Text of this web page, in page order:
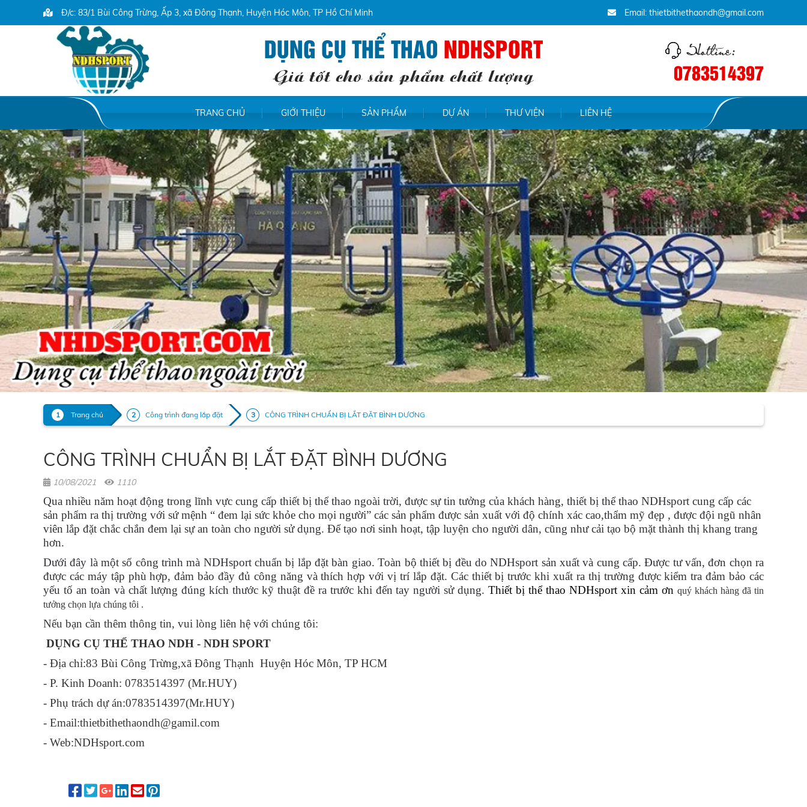
Đ/c: 83/1 Bùi Công Trừng, Ấp 3, xã Đông Thạnh, Huyện Hóc Môn, TP Hồ Chí Minh Email: thietbithethaondh@gmail.com
DỤNG CỤ THỂ THAO NDHSPORT
Giá tốt cho sản phẩm chất lượng 0783514397
TRANG CHỦ GIỚI THIỆU SẢN PHẨM DỰ ÁN THƯ VIỆN LIÊN HỆ
File /home/ndhsport/domains/ndhsport.com/public_html/backend/web/uploads/images/bannerhp-1%20(2).jpg doesn't exist File
/home/ndhsport/domains/ndhsport.com/public_html/backend/web/uploads/images/bannerhp-1%20(2).jpg doesn't exist
Trang chủ Công trình đang lắp đặt CÔNG TRÌNH CHUẨN BỊ LẮT ĐẶT BÌNH DƯƠNG
CÔNG TRÌNH CHUẨN BỊ LẮT ĐẶT BÌNH DƯƠNG
10/08/2021 1110
Qua nhiều năm hoạt động trong lĩnh vực cung cấp thiết bị thể thao ngoài trời, được sự tin tưởng của khách hàng, thiết bị thể thao NDHsport cung cấp các
sản phẩm ra thị trường với sứ mệnh “ đem lại sức khỏe cho mọi người” các sản phẩm được sản xuất với độ chính xác cao,thẩm mỹ đẹp , được đội ngũ nhân
viên lắp đặt chắc chắn đem lại sự an toàn cho người sử dụng. Để tạo nơi sinh hoạt, tập luyện cho người dân, cũng như cải tạo bộ mặt thành thị khang trang
hơn.
Dưới đây là một số công trình mà NDHsport chuẩn bị lắp đặt bàn giao. Toàn bộ thiết bị đều do NDHsport sản xuất và cung cấp. Được tư vấn, đơn chọn ra
được các máy tập phù hợp, đảm bảo đầy đủ công năng và thích hợp với vị trí lắp đặt. Các thiết bị trước khi xuất ra thị trường được kiểm tra đảm bảo các
yếu tố an toàn và chất lượng đúng kích thước kỹ thuật đề ra trước khi đến tay người sử dụng. Thiết bị thể thao NDHsport xin cảm ơnquý khách hàng đã tin
tưởng chọn lựa chúng tôi .
Nếu bạn cần thêm thông tin, vui lòng liên hệ với chúng tôi:
DỤNG CỤ THỂ THAO NDH - NDH SPORT
- Địa chỉ:83 Bùi Công Trừng,xã Đông Thạnh Huyện Hóc Môn, TP HCM
- P. Kinh Doanh: 0783514397 (Mr.HUY)
- Phụ trách dự án:0783514397(Mr.HUY)
- Email:thietbithethaondh@gamil.com
- Web:NDHsport.com